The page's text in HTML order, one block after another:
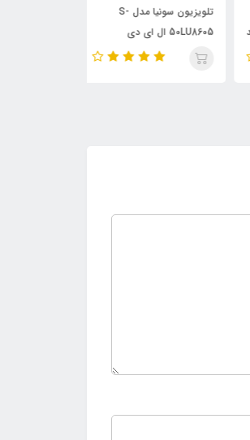
تلویزیون سونیا مدل S-
50LU8605 ال ای دی
هوشمندسایز 50 اینچ